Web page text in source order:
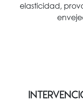
elasticidad,